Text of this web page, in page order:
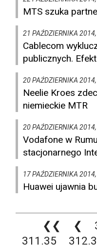
MTS szuka
21 PAŹDZIERNIKA
Cablecom
publicznych.
20 PAŹDZIERNIKA
Neelie Kroes
niemieckie MTR
20 PAŹDZIERNIKA
Vodafone w
stacjonarnego
17 PAŹDZIERNIKA
Huawei ujawnia
❮❮ ❮
311.35